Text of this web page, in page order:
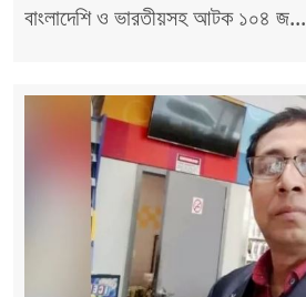
বাংলাদেশি ও ভারতীয়সহ আটক ১০৪ জ...